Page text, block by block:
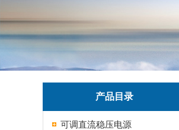
产品目录
可调直流稳压电源